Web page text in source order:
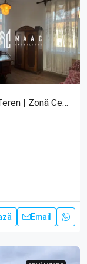
Casă Individuală | 4 Camere | 450 Mp Teren | Zonă Centrală | Ocna Sibiului
Email